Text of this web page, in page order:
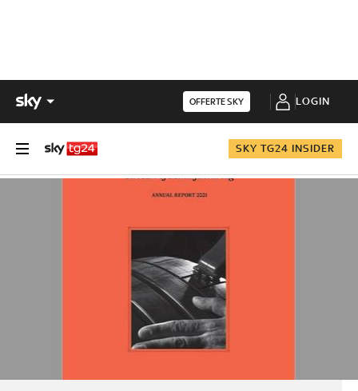
OFFERTE SKY LOGIN
SKY TG24 INSIDER